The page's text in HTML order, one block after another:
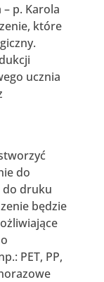
p. Karola
które
ucznia
do
do druku
będzie
PET, PP,